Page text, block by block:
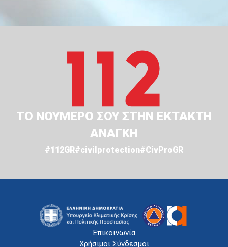
ΤΟ ΝΟΥΜΕΡΟ ΣΟΥ ΣΤΗΝ ΕΚΤΑΚΤΗ
ΑΝΑΓΚΗ
#112GR#civilprotection#CivProGR
Επικοινωνία
Χρήσιμοι Σύνδεσμοι